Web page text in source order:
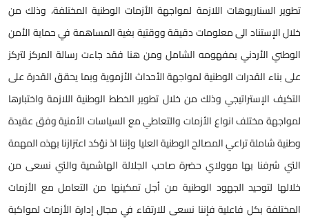
تطوير السناريوهات اللازمة لمواجهة الأزمات الوطنية المختلفة، وذلك من
خلال الإستناد الى معلومات دقيقة ووقتية بغية المساهمة في حماية الأمن
الوطني الأردني بمفهومه الشامل ومن هنا فقد جاءت رسالة المركز لتركز
على بناء القدرات الوطنية لمواجهة الأحداث الأزموية وبما يحقق القدرة على
التكيف الإستراتيجي وذلك من خلال تطوير الخطط الوطنية اللازمة واختبارها
لمواجهة مختلف انواع الأزمات والتعاطي مع السياسات الأمنية وفق عقيدة
وطنية شاملة تراعي المصالح الوطنية العليا وإننا اذ نؤكد اعتزازنا بهذه المهمة
التي شرفنا بها موولاي حضرة صاحب الجلالة الهاشمية والتي نسعى من
خلالها لتوحيد الجهود الوطنية من أجل تمكينها من التعامل مع الأزمات
المختلفة بكل فاعلية فإننا نسعى للارتقاء في مجال إدارة الأزمات لمواكبة